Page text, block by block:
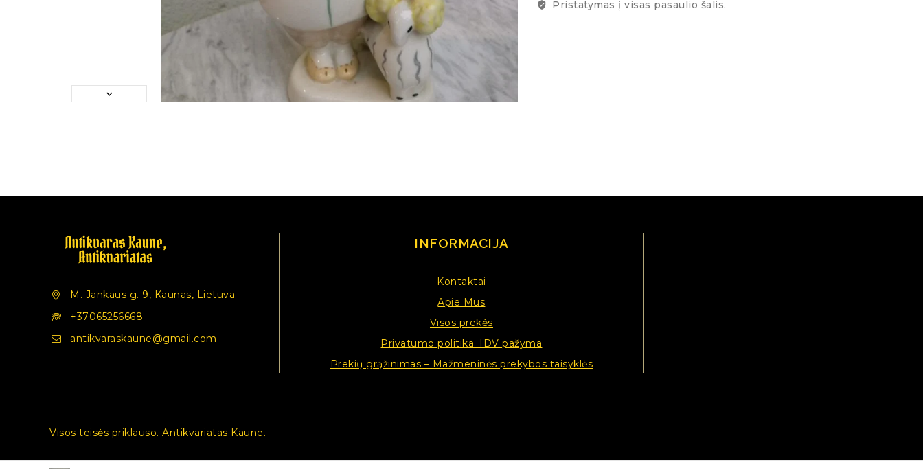
Pristatymas į visas pasaulio šalis.
M. Jankaus g. 9, Kaunas, Lietuva.
+37065256668
antikvaraskaune@gmail.com
INFORMACIJA
Kontaktai
Apie Mus
Visos prekės
Privatumo politika. IDV pažyma
Prekių grąžinimas – Mažmeninės prekybos taisyklės
Visos teisės priklauso. Antikvariatas Kaune.